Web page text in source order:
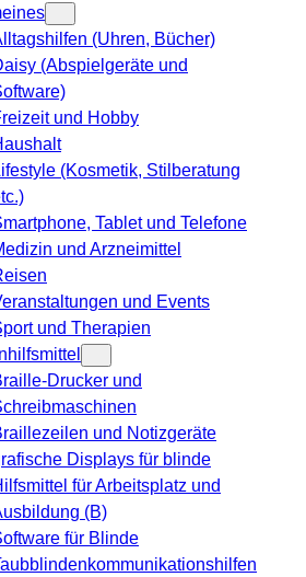
(Uhren, Bücher)
(Abspielgeräte und
und Hobby
(Kosmetik, Stilberatung
Tablet und Telefone
und Arzneimittel
und Events
und Therapien
Drucker und
und Notizgeräte
Displays für blinde
für Arbeitsplatz und
(B)
für Blinde